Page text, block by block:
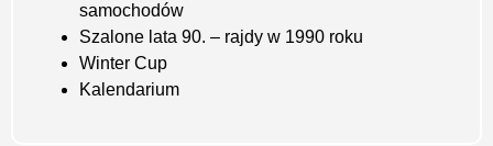
samochodów
Szalone lata 90. – rajdy w 1990 roku
Winter Cup
Kalendarium